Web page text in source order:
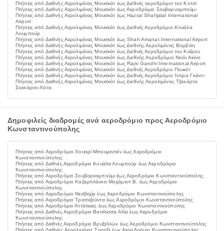
Πτήσεις από Διεθνής Αερολιμένας Μουσκάτ έως Διεθνές αεροδρόμιο του Κοτσί
Πτήσεις από Διεθνής Αερολιμένας Μουσκάτ έως Αεροδρόμιο Σουβαρναμπούμι
Πτήσεις από Διεθνής Αερολιμένας Μουσκάτ έως Hazrat Shahjalal International
Airport
Πτήσεις από Διεθνής Αερολιμένας Μουσκάτ έως Διεθνές Αεροδρόμιο Κουάλα
Λουμπούρ
Πτήσεις από Διεθνής Αερολιμένας Μουσκάτ έως Shah Amanat International Airport
Πτήσεις από Διεθνής Αερολιμένας Μουσκάτ έως Διεθνής Αερολιμένας Βομβάη
Πτήσεις από Διεθνής Αερολιμένας Μουσκάτ έως Διεθνές Αεροδρόμιο του Καΐρου
Πτήσεις από Διεθνής Αερολιμένας Μουσκάτ έως Διεθνής Αεροδρόμιο Νινόι Ακίνο
Πτήσεις από Διεθνής Αερολιμένας Μουσκάτ έως Rajiv Gandhi International Airport
Πτήσεις από Διεθνής Αερολιμένας Μουσκάτ έως Διεθνές Αεροδρόμιο Πουκέτ
Πτήσεις από Διεθνής Αερολιμένας Μουσκάτ έως Διεθνές Αεροδρόμιο Ίντιρα Γκάντι
Πτήσεις από Διεθνής Αερολιμένας Μουσκάτ έως Διεθνής Αερολιμένας Τζακάρτα
Σοεκάρνο-Χάτα
Δημοφιλείς διαδρομές ανά αεροδρόμιο προς Αεροδρόμιο
Κωνσταντινούπολης
Πτήσεις από Αεροδρόμιο Χουαρί Μπουμεντιέν έως Αεροδρόμιο
Κωνσταντινούπολης
Πτήσεις από Διεθνές Αεροδρόμιο Κουάλα Λουμπούρ έως Αεροδρόμιο
Κωνσταντινούπολης
Πτήσεις από Αεροδρόμιο Σουβαρναμπούμι έως Αεροδρόμιο Κωνσταντινούπολης
Πτήσεις από Αεροδρόμιο Καζαμπλάνκα Μοχάμεντ Β. έως Αεροδρόμιο
Κωνσταντινούπολης
Πτήσεις από Αεροδρόμιο Νεσβεχίρ έως Αεροδρόμιο Κωνσταντινούπολης
Πτήσεις από Αεροδρόμιο Τραπεζούντα έως Αεροδρόμιο Κωνσταντινούπολης
Πτήσεις από Αεροδρόμιο Αττάλειας έως Αεροδρόμιο Κωνσταντινούπολης
Πτήσεις από Διεθνές Αεροδρόμιο Βασίλισσα Αλία έως Αεροδρόμιο
Κωνσταντινούπολης
Πτήσεις από Διεθνές Αεροδρόμιο Βρυξελλών έως Αεροδρόμιο Κωνσταντινούπολης
Πτήσεις από Διεθνής Αερολιμένας Σαρτζά έως Αεροδρόμιο Κωνσταντινούπολης